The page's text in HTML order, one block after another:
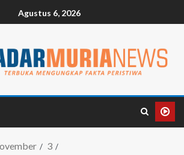
Agustus 6, 2026
3